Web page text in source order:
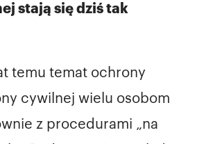
stają się dziś tak
temu temat ochrony
cywilnej wielu osobom
z procedurami „na